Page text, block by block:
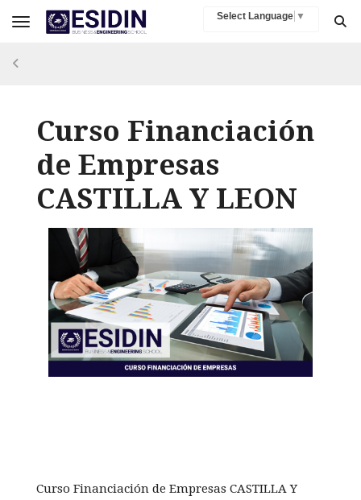
Select Language ▼
Toggle navigation
Curso Financiación
de Empresas
CASTILLA Y LEON
Curso Financiación de Empresas CASTILLA Y